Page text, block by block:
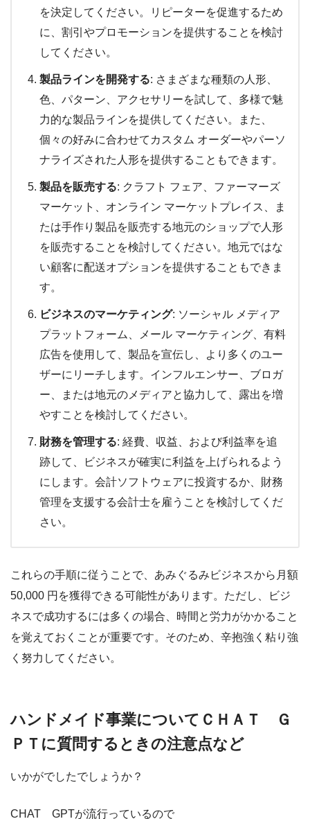
を決定してください。リピーターを促進するため
に、割引やプロモーションを提供することを検討
してください。
製品ラインを開発する: さまざまな種類の人形、
色、パターン、アクセサリーを試して、多様で魅
力的な製品ラインを提供してください。また、
個々の好みに合わせてカスタム オーダーやパーソ
ナライズされた人形を提供することもできます。
製品を販売する: クラフト フェア、ファーマーズ
マーケット、オンライン マーケットプレイス、ま
たは手作り製品を販売する地元のショップで人形
を販売することを検討してください。地元ではな
い顧客に配送オプションを提供することもできま
す。
ビジネスのマーケティング: ソーシャル メディア
プラットフォーム、メール マーケティング、有料
広告を使用して、製品を宣伝し、より多くのユー
ザーにリーチします。インフルエンサー、ブロガ
ー、または地元のメディアと協力して、露出を増
やすことを検討してください。
財務を管理する: 経費、収益、および利益率を追
跡して、ビジネスが確実に利益を上げられるよう
にします。会計ソフトウェアに投資するか、財務
管理を支援する会計士を雇うことを検討してくだ
さい。
これらの手順に従うことで、あみぐるみビジネスから月額
50,000 円を獲得できる可能性があります。ただし、ビジ
ネスで成功するには多くの場合、時間と労力がかかること
を覚えておくことが重要です。そのため、辛抱強く粘り強
く努力してください。
ハンドメイド事業についてＣＨＡＴ Ｇ
ＰＴに質問するときの注意点など
いかがでしたでしょうか？
CHAT GPTが流行っているので